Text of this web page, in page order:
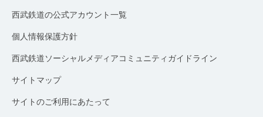
西武鉄道の公式アカウント一覧
個人情報保護方針
西武鉄道ソーシャルメディアコミュニティガイドライン
サイトマップ
サイトのご利用にあたって